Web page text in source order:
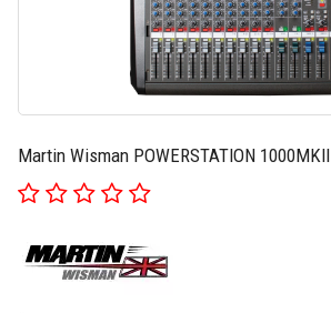
Martin Wisman POWERSTATION 1000MKII